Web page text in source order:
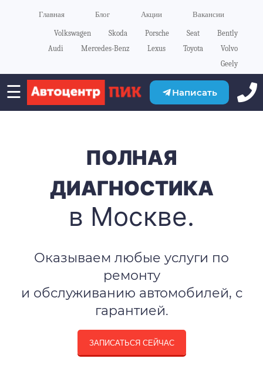
Главная Блог Акции Вакансии
Volkswagen Skoda Porsche Seat
Bently
Audi
Mercedes-Benz Lexus Toyota
Volvo
Geely
☰ Написать
ПОЛНАЯ
ДИАГНОСТИКА
в Москве.
Оказываем любые услуги по
ремонту
и обслуживанию автомобилей, с
гарантией.
ЗАПИСАТЬСЯ СЕЙЧАС